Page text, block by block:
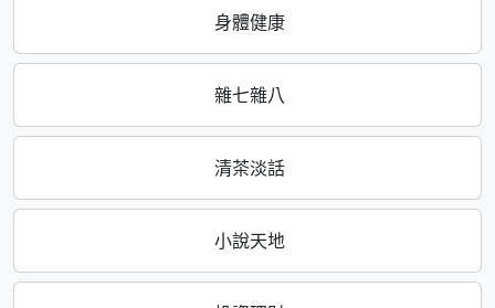
身體健康
雜七雜八
清茶淡話
小說天地